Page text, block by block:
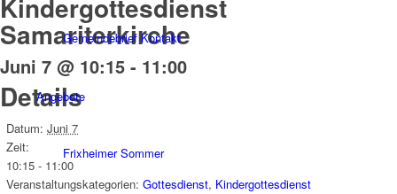
Gemeindebrief Kontakt
Angebote
Frixheimer Sommer
Kindergottesdienst
Samariterkirche
Juni 7 @ 10:15 - 11:00
Details
Datum: Juni 7
Zeit:
10:15 - 11:00
Veranstaltungskategorien: Gottesdienst, Kindergottesdienst